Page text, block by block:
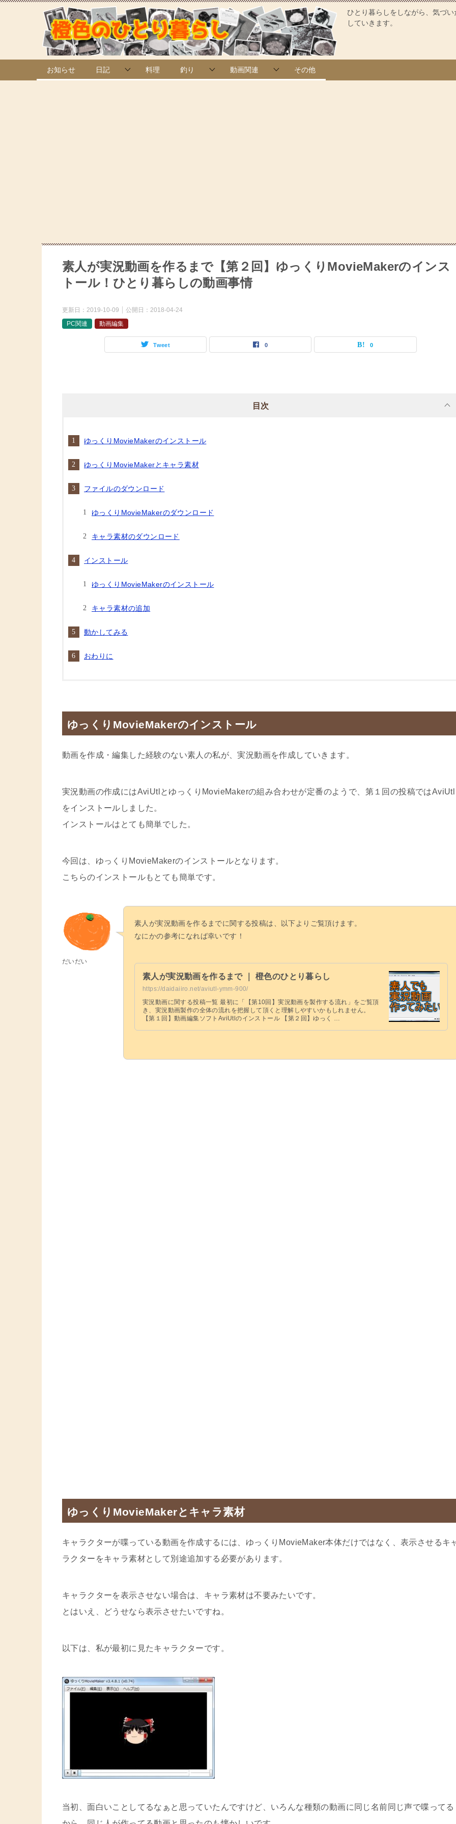
ひとり暮らしをしながら、気づ
していきます。
お知らせ 日記 料理 釣り 動画関連 その他
素人が実況動画を作るまで【第２回】ゆっくりMovieMakerのインス
トール！ひとり暮らしの動画事情
更新日： 2019-10-09 公開日： 2018-04-24
PC関連
動画編集
Tweet 0 0
目次
ゆっくりMovieMakerのインストール
ゆっくりMovieMakerとキャラ素材
ファイルのダウンロード
ゆっくりMovieMakerのダウンロード
キャラ素材のダウンロード
インストール
ゆっくりMovieMakerのインストール
キャラ素材の追加
動かしてみる
おわりに
ゆっくりMovieMakerのインストール
動画を作成・編集した経験のない素人の私が、実況動画を作成していきます。
実況動画の作成にはAviUtlとゆっくりMovieMakerの組み合わせが定番のようで、第１回の投稿ではAviUtl
をインストールしました。
インストールはとても簡単でした。
今回は、ゆっくりMovieMakerのインストールとなります。
こちらのインストールもとても簡単です。
だいだい
素人が実況動画を作るまでに関する投稿は、以下よりご覧頂けます。
なにかの参考になれば幸いです！
素人が実況動画を作るまで ｜ 橙色のひとり暮らし
https://daidaiiro.net/aviutl-ymm-900/
実況動画に関する投稿一覧 最初に「【第10回】実況動画を製作する流れ」をご覧頂
き、実況動画製作の全体の流れを把握して頂くと理解しやすいかもしれません。
【第１回】動画編集ソフトAviUtlのインストール 【第２回】ゆっく …
ゆっくりMovieMakerとキャラ素材
キャラクターが喋っている動画を作成するには、ゆっくりMovieMaker本体だけではなく、表示させるキ
ラクターをキャラ素材として別途追加する必要があります。
キャラクターを表示させない場合は、キャラ素材は不要みたいです。
とはいえ、どうせなら表示させたいですね。
以下は、私が最初に見たキャラクターです。
当初、面白いことしてるなぁと思っていたんですけど、いろんな種類の動画に同じ名前同じ声で喋ってる